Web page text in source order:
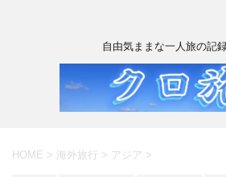
自由気ままな一人旅の記録
HOME > 海外旅行 > アジア >